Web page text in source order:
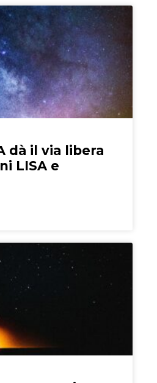
dà il via libera
LISA e